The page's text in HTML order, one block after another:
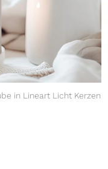
in Lineart Licht Kerzen